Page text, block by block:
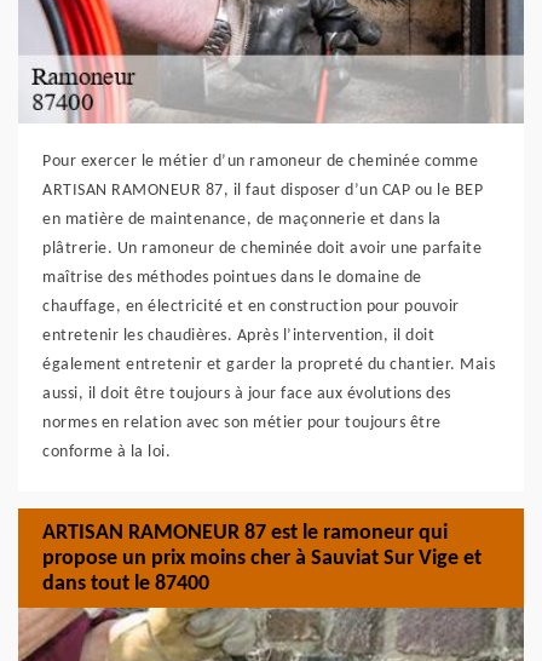
Pour exercer le métier d’un ramoneur de cheminée comme
ARTISAN RAMONEUR 87, il faut disposer d’un CAP ou le BEP
en matière de maintenance, de maçonnerie et dans la
plâtrerie. Un ramoneur de cheminée doit avoir une parfaite
maîtrise des méthodes pointues dans le domaine de
chauffage, en électricité et en construction pour pouvoir
entretenir les chaudières. Après l’intervention, il doit
également entretenir et garder la propreté du chantier. Mais
aussi, il doit être toujours à jour face aux évolutions des
normes en relation avec son métier pour toujours être
conforme à la loi.
ARTISAN RAMONEUR 87 est le ramoneur qui
propose un prix moins cher à Sauviat Sur Vige et
dans tout le 87400